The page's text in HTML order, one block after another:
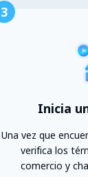
3
Inicia
Una vez que
verifica los
comercio y